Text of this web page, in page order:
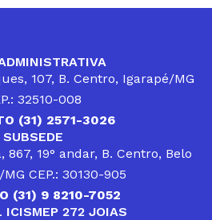
107, B. Centro, Igarapé/MG
32510-008
(31) 2571-3026
SUBSEDE
867, 19° andar, B. Centro, Belo
CEP.: 30130-905
(31) 9 8210-7052
ICISMEP 272 JOIAS